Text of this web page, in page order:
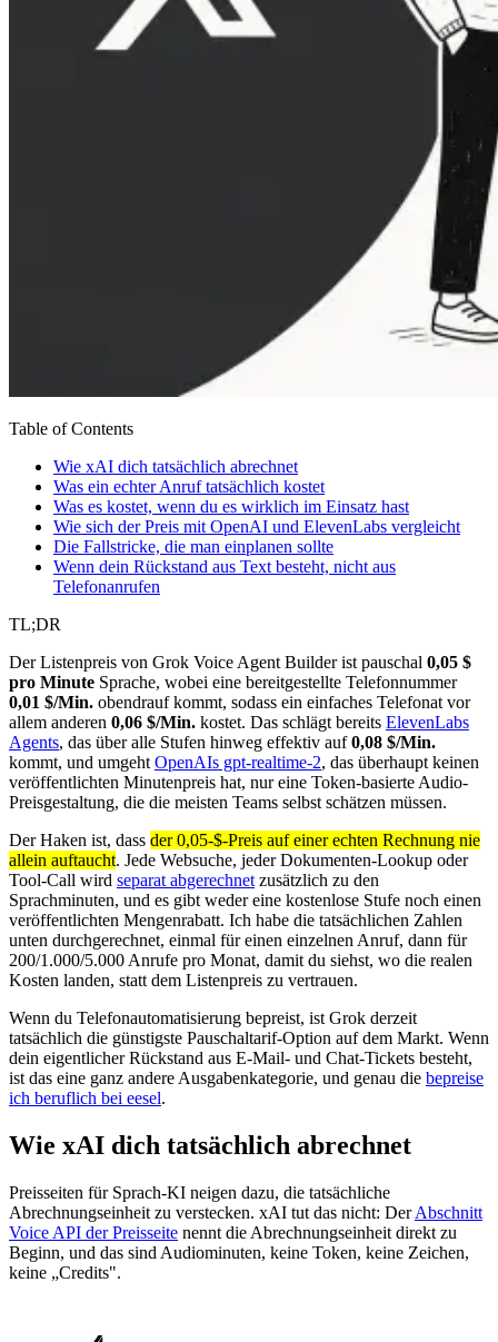
Table of Contents
Wie xAI dich tatsächlich abrechnet
Was ein echter Anruf tatsächlich kostet
Was es kostet, wenn du es wirklich im Einsatz hast
Wie sich der Preis mit OpenAI und ElevenLabs vergleicht
Die Fallstricke, die man einplanen sollte
Wenn dein Rückstand aus Text besteht, nicht aus
Telefonanrufen
TL;DR
Der Listenpreis von Grok Voice Agent Builder ist pauschal 0,05 $
pro Minute Sprache, wobei eine bereitgestellte Telefonnummer
0,01 $/Min. obendrauf kommt, sodass ein einfaches Telefonat vor
allem anderen 0,06 $/Min. kostet. Das schlägt bereits ElevenLabs
Agents, das über alle Stufen hinweg effektiv auf0,08 $/Min.
kommt, und umgeht OpenAIs gpt-realtime-2, das überhaupt keinen
veröffentlichten Minutenpreis hat, nur eine Token-basierte Audio-
Preisgestaltung, die die meisten Teams selbst schätzen müssen.
Der Haken ist, dass der 0,05-$-Preis auf einer echten Rechnung nie
allein auftaucht. Jede Websuche, jeder Dokumenten-Lookup oder
Tool-Call wird separat abgerechnet zusätzlich zu den
Sprachminuten, und es gibt weder eine kostenlose Stufe noch einen
veröffentlichten Mengenrabatt. Ich habe die tatsächlichen Zahlen
unten durchgerechnet, einmal für einen einzelnen Anruf, dann für
200/1.000/5.000 Anrufe pro Monat, damit du siehst, wo die realen
Kosten landen, statt dem Listenpreis zu vertrauen.
Wenn du Telefonautomatisierung bepreist, ist Grok derzeit
tatsächlich die günstigste Pauschaltarif-Option auf dem Markt. Wenn
dein eigentlicher Rückstand aus E-Mail- und Chat-Tickets besteht,
ist das eine ganz andere Ausgabenkategorie, und genau die bepreise
ich beruflich bei eesel.
Wie xAI dich tatsächlich abrechnet
Preisseiten für Sprach-KI neigen dazu, die tatsächliche
Abrechnungseinheit zu verstecken. xAI tut das nicht: DerAbschnitt
Voice API der Preisseite nennt die Abrechnungseinheit direkt zu
Beginn, und das sind Audiominuten, keine Token, keine Zeichen,
keine „Credits".